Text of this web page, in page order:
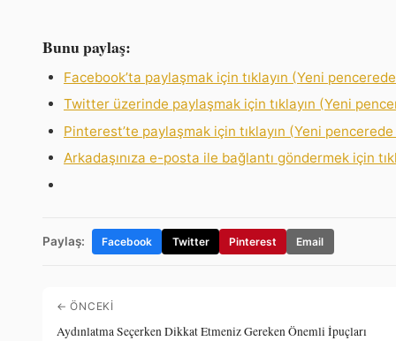
Bunu paylaş:
Facebook’ta paylaşmak için tıklayın (Yeni pencerede
Twitter üzerinde paylaşmak için tıklayın (Yeni
Pinterest’te paylaşmak için tıklayın (Yeni pencerede
Arkadaşınıza e-posta ile bağlantı göndermek için
Paylaş: Facebook Twitter Pinterest Email
← ÖNCEKI
Aydınlatma Seçerken Dikkat Etmeniz Gereken Önemli İpuçları